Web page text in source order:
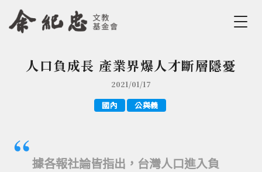
Jump to Navigation
Jump to Main content
您在這裡
人口負成長 產業界爆人才斷層隱憂
2021/01/17
國內 公與義
據各報社論皆指出，台灣人口進入負